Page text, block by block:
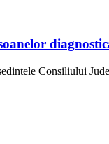
Consiliului